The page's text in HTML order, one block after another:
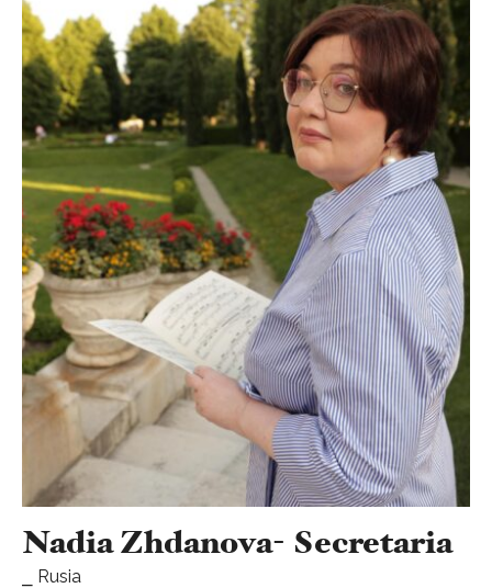
Nadia Zhdanova- Secretaria
⎯ Rusia